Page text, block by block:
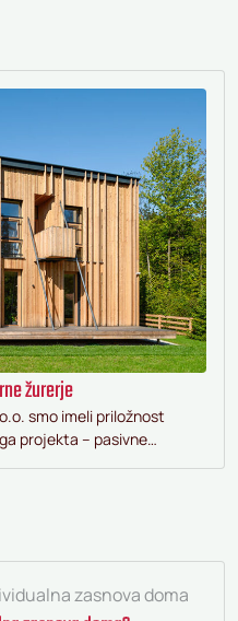
žurerje
smo imeli priložnost
projekta – pasivne…